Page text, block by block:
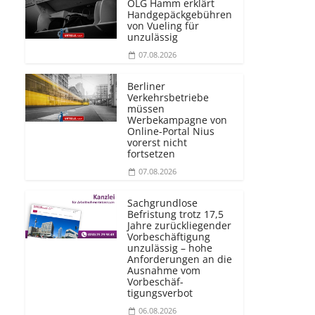
OLG Hamm erklärt
Handgepäckgebühren
von Vueling für
unzulässig
07.08.2026
Berliner
Verkehrsbetriebe
müssen
Werbekampagne von
Online-Portal Nius
vorerst nicht
fortsetzen
07.08.2026
Sachgrundlose
Befristung trotz 17,5
Jahre zurückliegender
Vorbeschäftigung
unzulässig – hohe
Anforderungen an die
Ausnahme vom
Vorbeschäf­
tigungsverbot
06.08.2026